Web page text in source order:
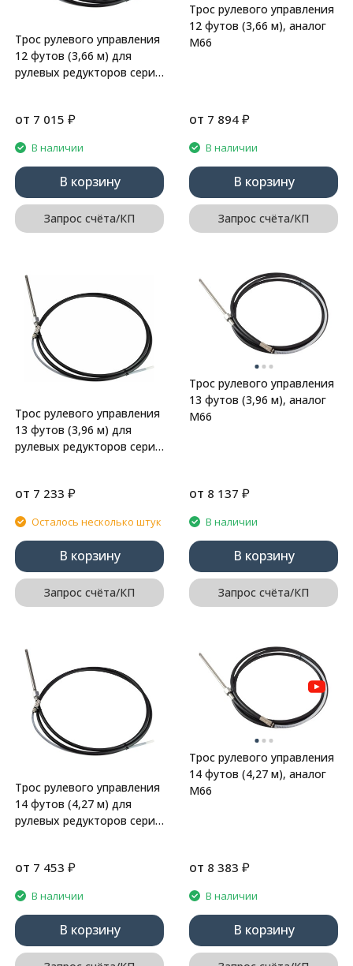
Трос рулевого управления
12 футов (3,66 м) для
рулевых редукторов серии
от 7 015 ₽
В наличии
В корзину
Запрос счёта/КП
Трос рулевого управления
12 футов (3,66 м), аналог
М66
от 7 894 ₽
В наличии
В корзину
Запрос счёта/КП
Трос рулевого управления
13 футов (3,96 м) для
рулевых редукторов серии
от 7 233 ₽
Осталось несколько штук
В корзину
Запрос счёта/КП
Трос рулевого управления
13 футов (3,96 м), аналог
М66
от 8 137 ₽
В наличии
В корзину
Запрос счёта/КП
Трос рулевого управления
14 футов (4,27 м) для
рулевых редукторов серии
от 7 453 ₽
В наличии
В корзину
Трос рулевого управления
14 футов (4,27 м), аналог
М66
от 8 383 ₽
В наличии
В корзину